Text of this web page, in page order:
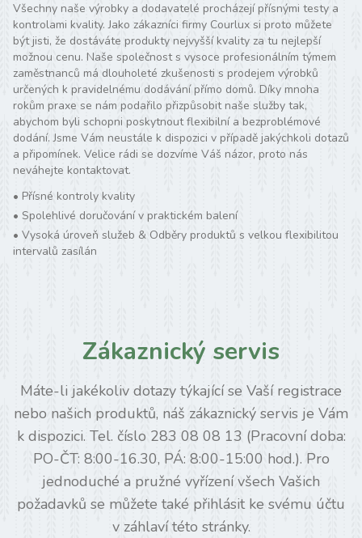
Všechny naše výrobky a dodavatelé procházejí přísnými testy a
kontrolami kvality. Jako zákazníci firmy Courlux si proto můžete
být jisti, že dostáváte produkty nejvyšší kvality za tu nejlepší
možnou cenu. Naše společnost s vysoce profesionálním týmem
zaměstnanců má dlouholeté zkušenosti s prodejem výrobků
určených k pravidelnému dodávání přímo domů. Díky mnoha
rokům praxe se nám podařilo přizpůsobit naše služby tak,
abychom byli schopni poskytnout flexibilní a bezproblémové
dodání. Jsme Vám neustále k dispozici v případě jakýchkoli dotazů
a připomínek. Velice rádi se dozvíme Váš názor, proto nás
neváhejte kontaktovat.
• Přísné kontroly kvality
• Spolehlivé doručování v praktickém balení
• Vysoká úroveň služeb & Odběry produktů s velkou flexibilitou
intervalů zasílán
Zákaznický servis
Máte-li jakékoliv dotazy týkající se Vaší registrace
nebo našich produktů, náš zákaznický servis je Vám
k dispozici. Tel. číslo 283 08 08 13 (Pracovní doba:
PO-ČT: 8:00-16.30, PÁ: 8:00-15:00 hod.). Pro
jednoduché a pružné vyřízení všech Vašich
požadavků se můžete také přihlásit ke svému účtu
v záhlaví této stránky.